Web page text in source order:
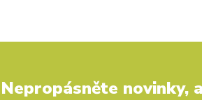
Nepropásněte novinky,